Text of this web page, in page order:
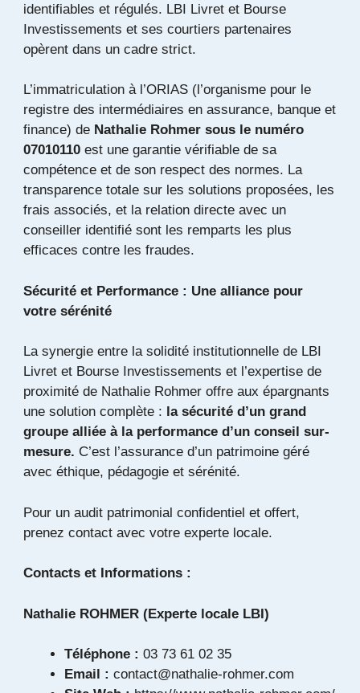
identifiables et régulés. LBI Livret et Bourse
Investissements et ses courtiers partenaires
opèrent dans un cadre strict.
L’immatriculation à l’ORIAS (l’organisme pour le
registre des intermédiaires en assurance, banque et
finance) de Nathalie Rohmer sous le numéro
07010110 est une garantie vérifiable de sa
compétence et de son respect des normes. La
transparence totale sur les solutions proposées, les
frais associés, et la relation directe avec un
conseiller identifié sont les remparts les plus
efficaces contre les fraudes.
Sécurité et Performance : Une alliance pour
votre sérénité
La synergie entre la solidité institutionnelle de LBI
Livret et Bourse Investissements et l’expertise de
proximité de Nathalie Rohmer offre aux épargnants
une solution complète : la sécurité d’un grand
groupe alliée à la performance d’un conseil sur-
mesure. C’est l’assurance d’un patrimoine géré
avec éthique, pédagogie et sérénité.
Pour un audit patrimonial confidentiel et offert,
prenez contact avec votre experte locale.
Contacts et Informations :
Nathalie ROHMER (Experte locale LBI)
Téléphone : 03 73 61 02 35
Email : contact@nathalie-rohmer.com